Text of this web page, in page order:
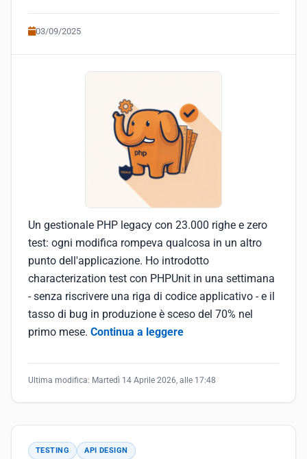
03/09/2025
Un gestionale PHP legacy con 23.000 righe e zero
test: ogni modifica rompeva qualcosa in un altro
punto dell'applicazione. Ho introdotto
characterization test con PHPUnit in una settimana
- senza riscrivere una riga di codice applicativo - e il
tasso di bug in produzione è sceso del 70% nel
primo mese. Continua a leggere
Ultima modifica: Martedì 14 Aprile 2026, alle 17:48
TESTING API DESIGN